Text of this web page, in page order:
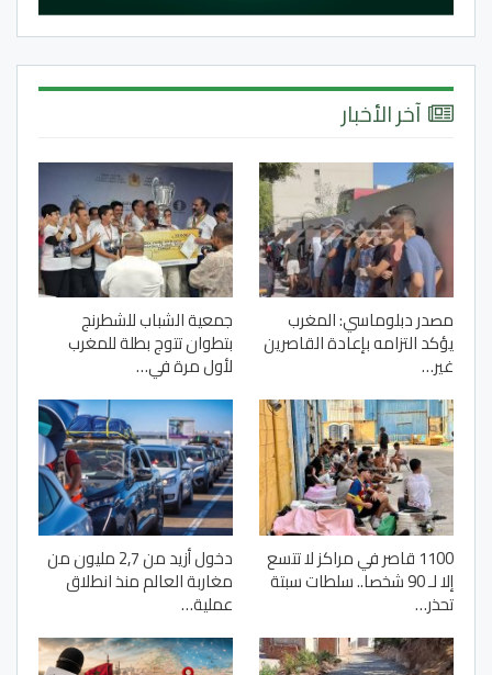
آخر الأخبار
مصدر دبلوماسي: المغرب
يؤكد التزامه بإعادة القاصرين
غير…
جمعية الشباب للشطرنج
بتطوان تتوج بطلة للمغرب
لأول مرة في…
1100 قاصر في مراكز لا تتسع
إلا لـ 90 شخصا.. سلطات سبتة
تحذر…
دخول أزيد من 2,7 مليون من
مغاربة العالم منذ انطلاق
عملية…